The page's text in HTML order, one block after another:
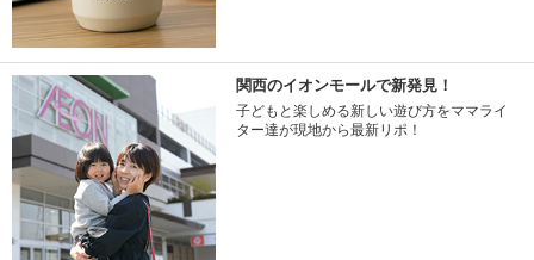
関西のイオンモールで新発見！
子どもと楽しめる新しい遊び方をママライ
ター達が現地から最新リポ！